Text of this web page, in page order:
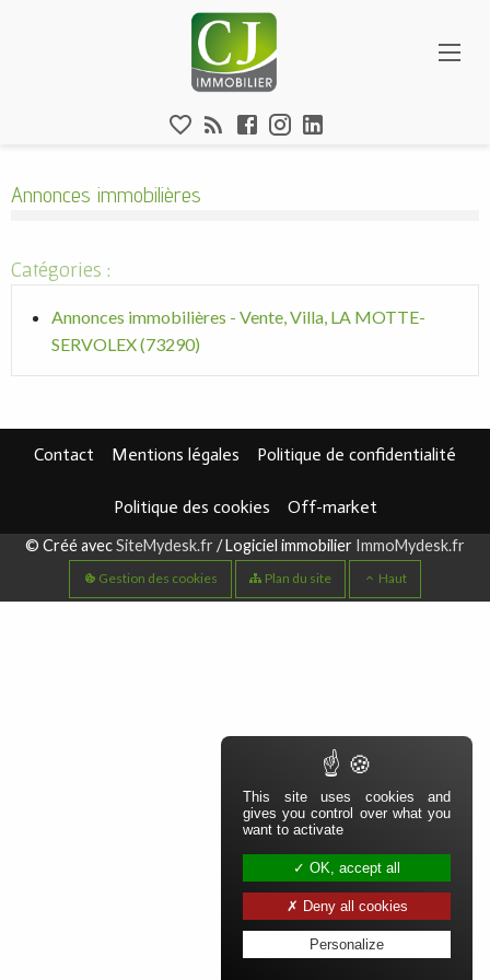
Annonces immobilières - Vente, Villa
Annonces immobilières
Catégories :
Annonces immobilières - Vente, Villa, LA MOTTE-
SERVOLEX (73290)
Contact Mentions légales Politique de confidentialité
Politique des cookies
Off-market
Aparté basse
© Créé avecSiteMydesk.fr / Logiciel immobilier ImmoMydesk.fr
Gestion des cookies Plan du site Haut
This site uses cookies and
gives you control over what you
want to activate
OK, accept all
Deny all cookies
Personalize